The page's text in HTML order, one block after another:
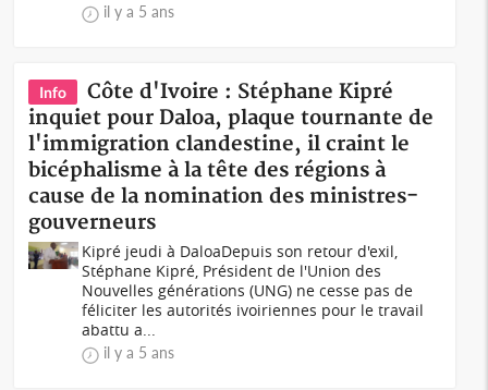
il y a 5 ans
Info
Côte d'Ivoire : Stéphane Kipré
inquiet pour Daloa, plaque tournante de
l'immigration clandestine, il craint le
bicéphalisme à la tête des régions à
cause de la nomination des ministres-
gouverneurs
Kipré jeudi à DaloaDepuis son retour d'exil,
Stéphane Kipré, Président de l'Union des
Nouvelles générations (UNG) ne cesse pas de
féliciter les autorités ivoiriennes pour le travail
abattu a...
il y a 5 ans